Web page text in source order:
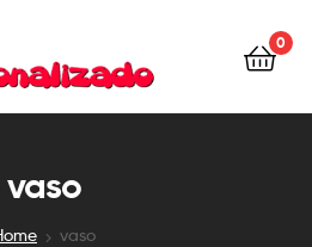
0
vaso
vaso